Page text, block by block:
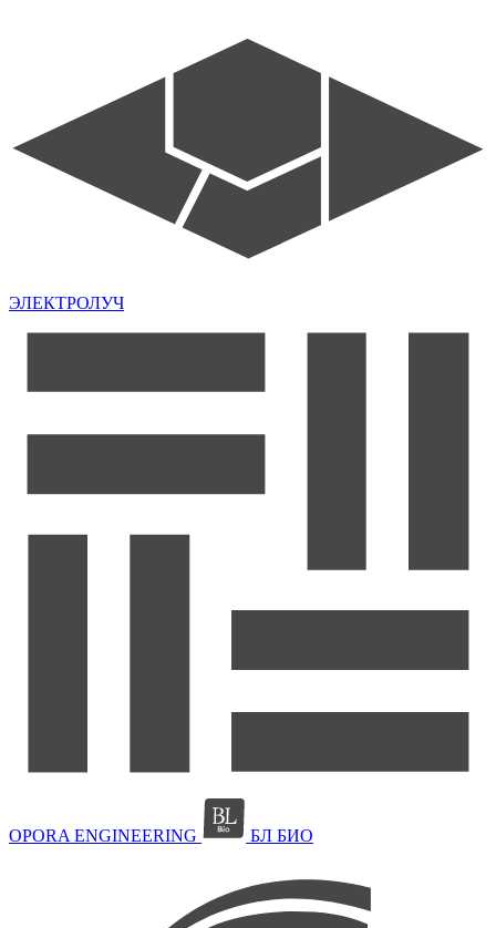
ЭЛЕКТРОЛУЧ
OPORA ENGINEERING БЛ БИО